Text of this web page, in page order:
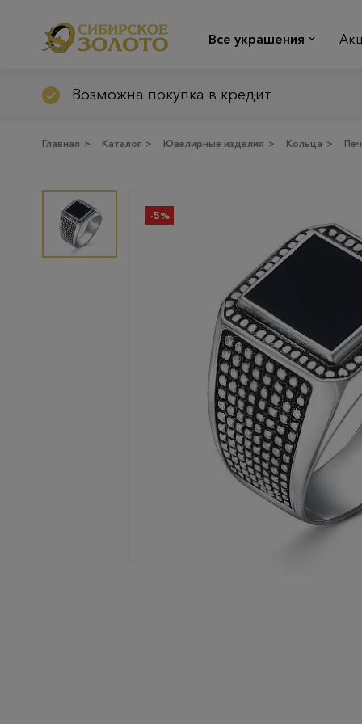
Все украшения
Возможна покупка в кредит
Главная > Каталог > Ювелирные изделия > Кольца >
-5%